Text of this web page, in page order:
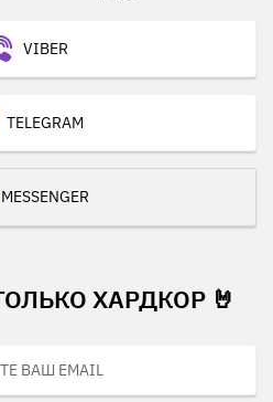
VIBER
TELEGRAM
MESSENGER
ХАРДКОР 🤘